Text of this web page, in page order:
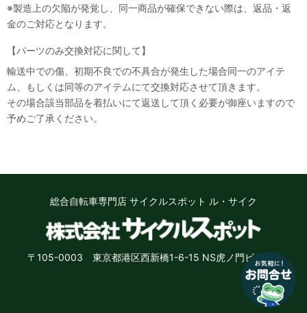
※製造上の欠陥が発覚し、同一商品が確保できない際は、返品・返
金のご対応となります。
【パーツのみ交換対応に関して】
輸送中での傷、初期不良での不具合が発生した場合同一のアイテ
ム、もしくは同等のアイテムにて交換対応させて頂きます。
その場合該当部品を着払いにて返送して頂く必要が御座いますので
予めご了承ください。
総合自転車専門店 サイクルスポット ル・サイク
〒105-0003 東京都港区西新橋1-6-15 NS虎ノ門ビル8階
なにかお困りのことはございますか？
お問い合わせ
いいえ、結構です